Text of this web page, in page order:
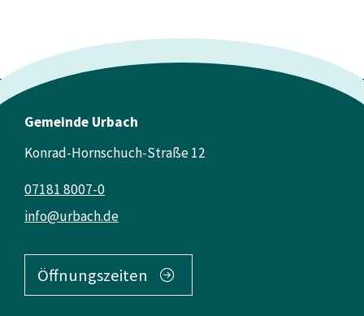
Gemeinde Urbach
Konrad-Hornschuch-Straße 12
info@urbach.de
07181 8007-0
Öffnungszeiten